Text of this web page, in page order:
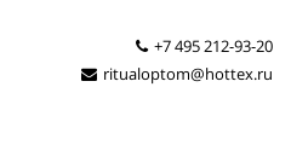
+7 495 212-93-20
ritualoptom@hottex.ru